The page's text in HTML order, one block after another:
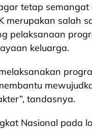
tetap
merupakan salah
pelaksanaan
keluarga.
tandasnya.
Nasional pada